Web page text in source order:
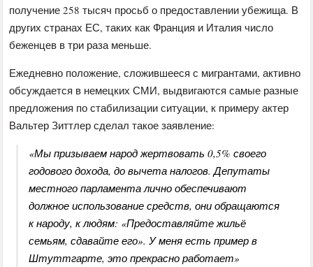
получение 258 тысяч просьб о предоставлении убежища. В
других странах ЕС, таких как Франция и Италия число
беженцев в три раза меньше.
Ежедневно положение, сложившееся с мигрантами, активно
обсуждается в немецких СМИ, выдвигаются самые разные
предложения по стабилизации ситуации, к примеру актер
Вальтер Зиттлер сделал такое заявление:
«Мы призываем народ жертвовать 0,5% своего
годового дохода, до вычета налогов. Депутаты
местного парламента лично обеспечивают
должное использование средств, они обращаются
к народу, к людям: «Предоставляйте жильё
семьям, сдавайте его». У меня есть пример в
Штуттгарте, это прекрасно работает»